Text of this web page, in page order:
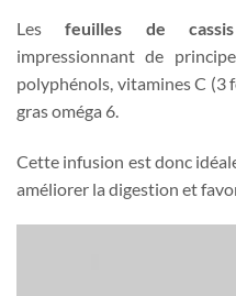
Lesfeuilles de cassis
impressionnant de
polyphénols, vitamines C (3
gras oméga 6.
Cette infusion est donc
améliorer la digestion et